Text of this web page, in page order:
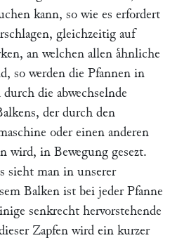
kann, so wie es erfordert
gleichzeitig auf
an welchen allen aͤhnliche
so werden die Pfannen in
die abwechselnde
der durch den
oder einen anderen
wird, in Bewegung gesezt.
sieht man in unserer
Balken ist bei jeder Pfanne
senkrecht hervorstehende
Zapfen wird ein kurzer